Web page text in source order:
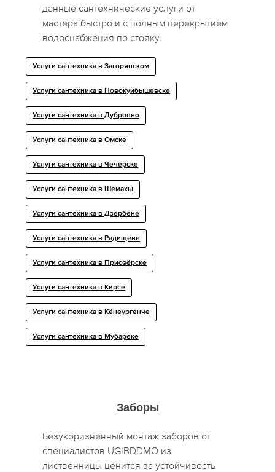
данные сантехнические услуги от
мастера быстро и с полным перекрытием
водоснабжения по стояку.
Услуги сантехника в Загорянском
Услуги сантехника в Новокуйбышевске
Услуги сантехника в Дубровно
Услуги сантехника в Омске
Услуги сантехника в Чечерске
Услуги сантехника в Шемахы
Услуги сантехника в Дзербене
Услуги сантехника в Радищеве
Услуги сантехника в Приозёрске
Услуги сантехника в Кирсе
Услуги сантехника в Кёнеургенче
Услуги сантехника в Мубареке
Заборы
Безукоризненный монтаж заборов от
специалистов UGIBDDMO из
лиственницы ценится за устойчивость